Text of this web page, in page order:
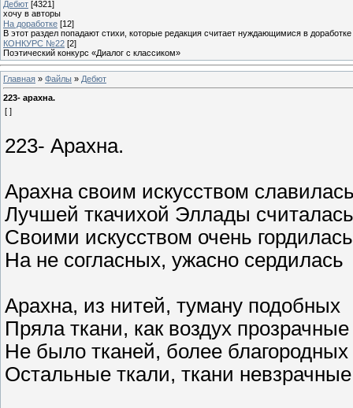
Дебют [4321]
хочу в авторы
На доработке [12]
В этот раздел попадают стихи, которые редакция считает нуждающимися в доработке
КОНКУРС №22 [2]
Поэтический конкурс «Диалог с классиком»
Главная » Файлы » Дебют
223- арахна.
[ ]
223- Арахна.
Арахна своим искусством
Лучшей ткачихой Эллады считалась
Своими искусством очень гордилась
На не согласных, ужасно сердилась
Арахна, из нитей, туману подобных
Пряла ткани, как воздух прозрачные
Не было тканей, более благородных
Остальные ткали, ткани невзрачные